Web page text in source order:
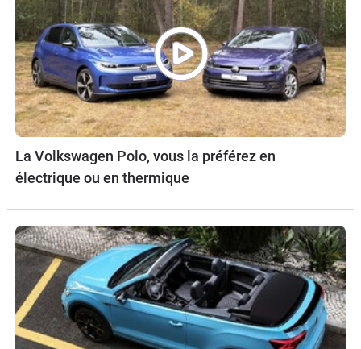
La Volkswagen Polo, vous la préférez en
électrique ou en thermique